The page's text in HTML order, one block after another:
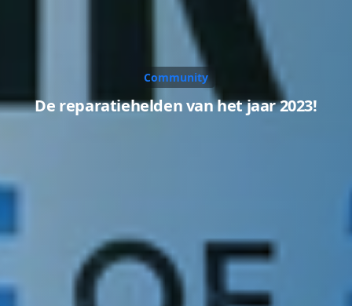
Community
De reparatiehelden van het jaar 2023!